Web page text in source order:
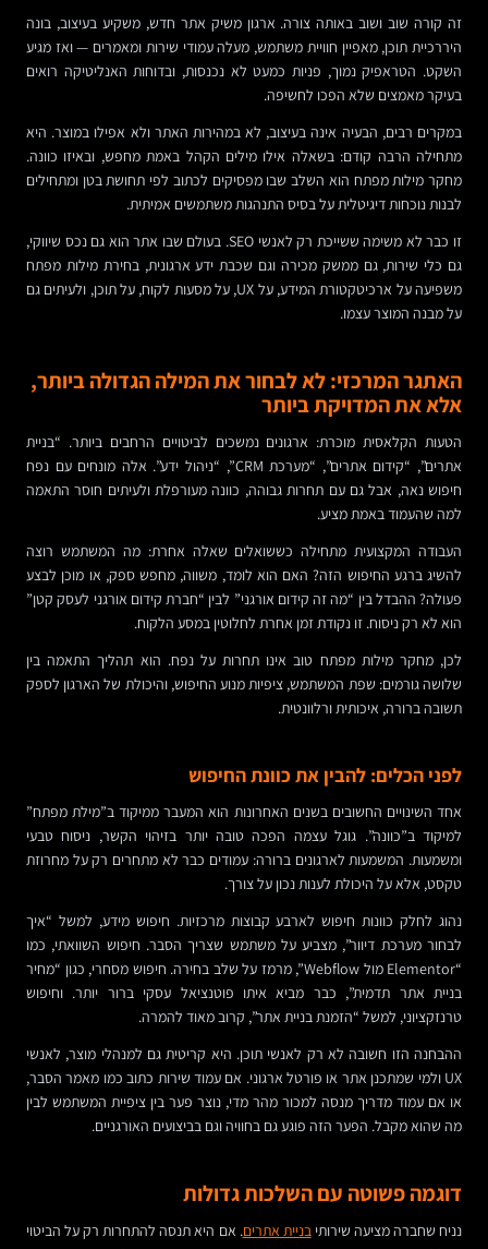
זה קורה שוב ושוב באותה צורה. ארגון משיק אתר חדש, משקיע בעיצוב, בונה
היררכיית תוכן, מאפיין חוויית משתמש, מעלה עמודי שירות ומאמרים — ואז מגיע
השקט. הטראפיק נמוך, פניות כמעט לא נכנסות, ובדוחות האנליטיקה רואים
בעיקר מאמצים שלא הפכו לחשיפה.
במקרים רבים, הבעיה אינה בעיצוב, לא במהירות האתר ולא אפילו במוצר. היא
מתחילה הרבה קודם: בשאלה אילו מילים הקהל באמת מחפש, ובאיזו כוונה.
מחקר מילות מפתח הוא השלב שבו מפסיקים לכתוב לפי תחושת בטן ומתחילים
לבנות נוכחות דיגיטלית על בסיס התנהגות משתמשים אמיתית.
זו כבר לא משימה ששייכת רק לאנשי SEO. בעולם שבו אתר הוא גם נכס שיווקי,
גם כלי שירות, גם ממשק מכירה וגם שכבת ידע ארגונית, בחירת מילות מפתח
משפיעה על ארכיטקטורת המידע, על UX, על מסעות לקוח, על תוכן, ולעיתים גם
על מבנה המוצר עצמו.
האתגר המרכזי: לא לבחור את המילה הגדולה ביותר,
אלא את המדויקת ביותר
הטעות הקלאסית מוכרת: ארגונים נמשכים לביטויים הרחבים ביותר. “בניית
אתרים”, “קידום אתרים”, “מערכת CRM”, “ניהול ידע”. אלה מונחים עם נפח
חיפוש נאה, אבל גם עם תחרות גבוהה, כוונה מעורפלת ולעיתים חוסר התאמה
למה שהעמוד באמת מציע.
העבודה המקצועית מתחילה כששואלים שאלה אחרת: מה המשתמש רוצה
להשיג ברגע החיפוש הזה? האם הוא לומד, משווה, מחפש ספק, או מוכן לבצע
פעולה? ההבדל בין “מה זה קידום אורגני” לבין “חברת קידום אורגני לעסק קטן”
הוא לא רק ניסוח. זו נקודת זמן אחרת לחלוטין במסע הלקוח.
לכן, מחקר מילות מפתח טוב אינו תחרות על נפח. הוא תהליך התאמה בין
שלושה גורמים: שפת המשתמש, ציפיות מנוע החיפוש, והיכולת של הארגון לספק
תשובה ברורה, איכותית ורלוונטית.
לפני הכלים: להבין את כוונת החיפוש
אחד השינויים החשובים בשנים האחרונות הוא המעבר ממיקוד ב”מילת מפתח”
למיקוד ב”כוונה”. גוגל עצמה הפכה טובה יותר בזיהוי הקשר, ניסוח טבעי
ומשמעות. המשמעות לארגונים ברורה: עמודים כבר לא מתחרים רק על מחרוזת
טקסט, אלא על היכולת לענות נכון על צורך.
נהוג לחלק כוונות חיפוש לארבע קבוצות מרכזיות. חיפוש מידע, למשל “איך
לבחור מערכת דיוור”, מצביע על משתמש שצריך הסבר. חיפוש השוואתי, כמו
“Elementor מול Webflow”, מרמז על שלב בחירה. חיפוש מסחרי, כגון “מחיר
בניית אתר תדמית”, כבר מביא איתו פוטנציאל עסקי ברור יותר. וחיפוש
טרנזקציוני, למשל “הזמנת בניית אתר”, קרוב מאוד להמרה.
ההבחנה הזו חשובה לא רק לאנשי תוכן. היא קריטית גם למנהלי מוצר, לאנשי
UX ולמי שמתכנן אתר או פורטל ארגוני. אם עמוד שירות כתוב כמו מאמר הסבר,
או אם עמוד מדריך מנסה למכור מהר מדי, נוצר פער בין ציפיית המשתמש לבין
מה שהוא מקבל. הפער הזה פוגע גם בחוויה וגם בביצועים האורגניים.
דוגמה פשוטה עם השלכות גדולות
נניח שחברה מציעה שירותיבניית אתרים. אם היא תנסה להתחרות רק על הביטוי